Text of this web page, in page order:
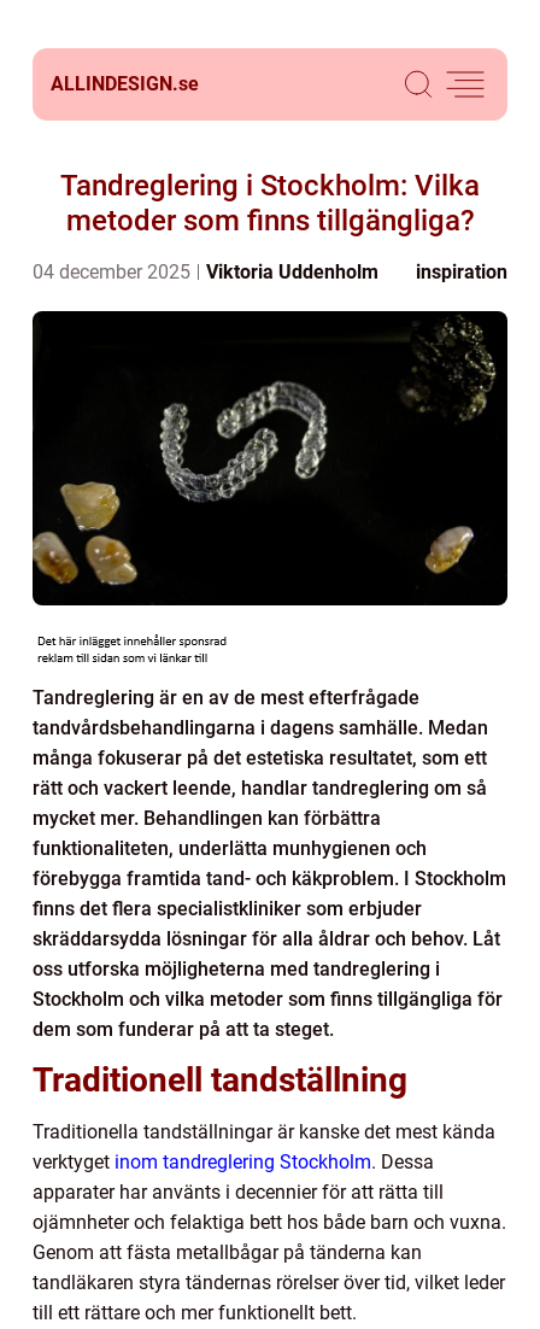
ALLINDESIGN.se
Tandreglering i Stockholm: Vilka
metoder som finns tillgängliga?
04 december 2025 Viktoria Uddenholm inspiration
Tandreglering är en av de mest efterfrågade
tandvårdsbehandlingarna i dagens samhälle. Medan
många fokuserar på det estetiska resultatet, som ett
rätt och vackert leende, handlar tandreglering om så
mycket mer. Behandlingen kan förbättra
funktionaliteten, underlätta munhygienen och
förebygga framtida tand- och käkproblem. I Stockholm
finns det flera specialistkliniker som erbjuder
skräddarsydda lösningar för alla åldrar och behov. Låt
oss utforska möjligheterna med tandreglering i
Stockholm och vilka metoder som finns tillgängliga för
dem som funderar på att ta steget.
Traditionell tandställning
Traditionella tandställningar är kanske det mest kända
verktyget inom tandreglering Stockholm. Dessa
apparater har använts i decennier för att rätta till
ojämnheter och felaktiga bett hos både barn och vuxna.
Genom att fästa metallbågar på tänderna kan
tandläkaren styra tändernas rörelser över tid, vilket leder
till ett rättare och mer funktionellt bett.